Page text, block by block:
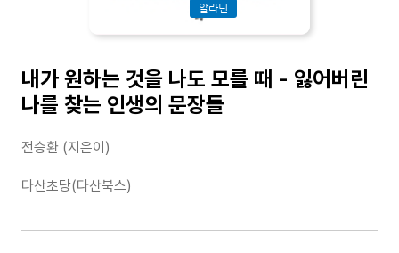
알라딘
내가 원하는 것을 나도 모를 때 - 잃어버린
나를 찾는 인생의 문장들
전승환 (지은이)
다산초당(다산북스)